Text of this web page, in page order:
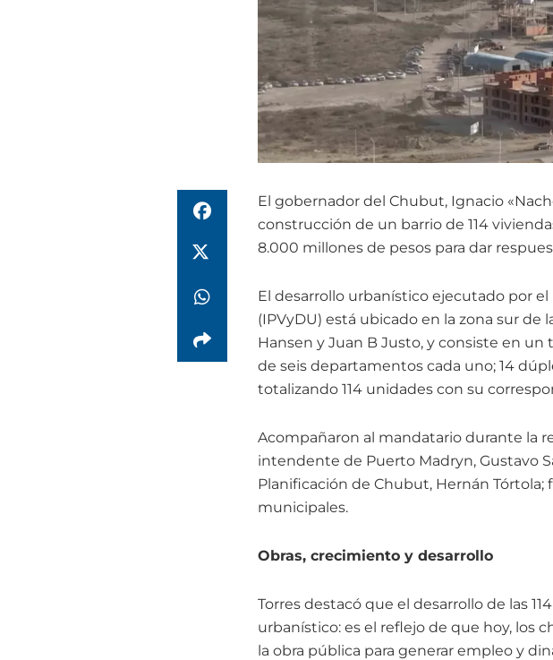
El gobernador del Chubut, Ignacio
construcción de un barrio de 114
8.000 millones de pesos para dar
El desarrollo urbanístico ejecutado por
(IPVyDU) está ubicado en la zona sur
Hansen y Juan B Justo, y consiste en
de seis departamentos cada uno; 14
totalizando 114 unidades con su
Acompañaron al mandatario durante la
intendente de Puerto Madryn, Gustavo
Planificación de Chubut, Hernán
municipales.
Obras, crecimiento y desarrollo
Torres destacó que el desarrollo de las
urbanístico: es el reflejo de que hoy, los
la obra pública para generar empleo y